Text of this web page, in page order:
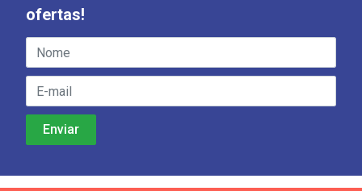
ofertas!